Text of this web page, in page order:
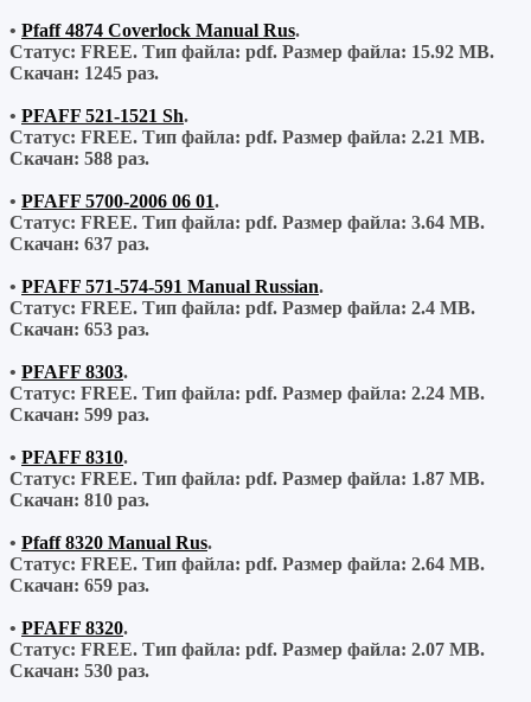
• Pfaff 4874 Coverlock Manual Rus.
Статус: FREE. Тип файла: pdf. Размер файла: 15.92 MB.
Скачан: 1245 раз.
• PFAFF 521-1521 Sh.
Статус: FREE. Тип файла: pdf. Размер файла: 2.21 MB.
Скачан: 588 раз.
• PFAFF 5700-2006 06 01.
Статус: FREE. Тип файла: pdf. Размер файла: 3.64 MB.
Скачан: 637 раз.
• PFAFF 571-574-591 Manual Russian.
Статус: FREE. Тип файла: pdf. Размер файла: 2.4 MB.
Скачан: 653 раз.
• PFAFF 8303.
Статус: FREE. Тип файла: pdf. Размер файла: 2.24 MB.
Скачан: 599 раз.
• PFAFF 8310.
Статус: FREE. Тип файла: pdf. Размер файла: 1.87 MB.
Скачан: 810 раз.
• Pfaff 8320 Manual Rus.
Статус: FREE. Тип файла: pdf. Размер файла: 2.64 MB.
Скачан: 659 раз.
• PFAFF 8320.
Статус: FREE. Тип файла: pdf. Размер файла: 2.07 MB.
Скачан: 530 раз.